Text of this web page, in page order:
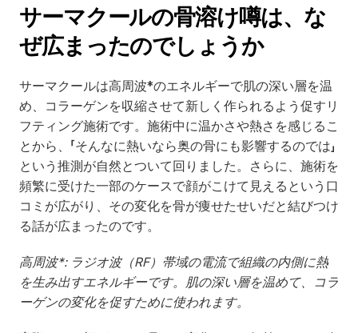
サーマクールの骨溶け噂は、な
ぜ広まったのでしょうか
サーマクールは高周波*のエネルギーで肌の深い層を温
め、コラーゲンを収縮させて新しく作られるよう促すリ
フティング施術です。施術中に温かさや熱さを感じるこ
とから、「そんなに熱いなら奥の骨にも影響するのでは」
という推測が自然とついて回りました。さらに、施術を
頻繁に受けた一部のケースで顔がこけて見えるという口
コミが広がり、その変化を骨が痩せたせいだと結びつけ
る話が広まったのです。
高周波*: ラジオ波（RF）帯域の電流で組織の内側に熱
を生み出すエネルギーです。肌の深い層を温めて、コラ
ーゲンの変化を促すために使われます。